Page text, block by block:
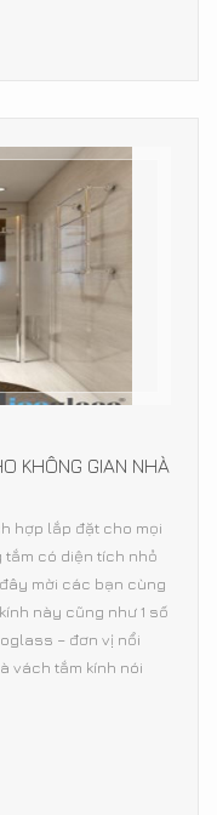
KHÔNG GIAN NHÀ
hợp lắp đặt cho mọi
có diện tích nhỏ
mời các bạn cùng
này cũng như 1 số
– đơn vị nổi
vách tắm kính nói